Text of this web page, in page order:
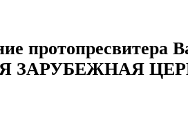
протопресвитера
ЗАРУБЕЖНАЯ